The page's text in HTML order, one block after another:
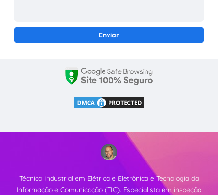
Técnico Industrial em Elétrica e Eletrônica e Tecnologia da
Informação e Comunicação (TIC). Especialista em inspeção